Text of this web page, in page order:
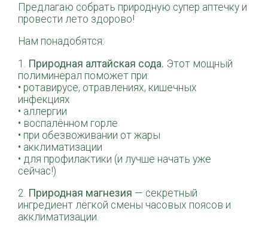
Предлагаю собрать природную супер аптечку и
провести лето здорово!
Нам понадобятся:
1.
Природная алтайская сода. Этот мощный
полиминерал поможет при:
• ротавирусе, отравлениях, кишечных
инфекциях
• аллергии
• воспалённом горле
• при обезвоживании от жары
• акклиматизации
• для профилактики (и лучше начать уже
сейчас!)
2. Природная магнезия — секретный
ингредиент лёгкой смены часовых поясов и
акклиматизации.